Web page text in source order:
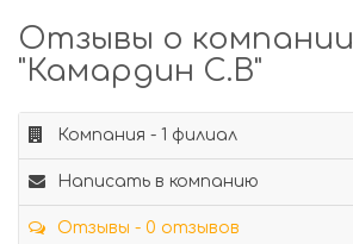
Отзывы о компании
"Камардин С.В"
Компания - 1 филиал
Написать в компанию
Отзывы - 0 отзывов